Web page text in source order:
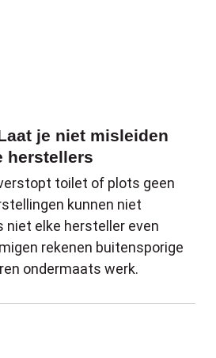
je niet misleiden
herstellers
toilet of plots geen
kunnen niet
niet elke hersteller even
rekenen buitensporige
ondermaats werk.